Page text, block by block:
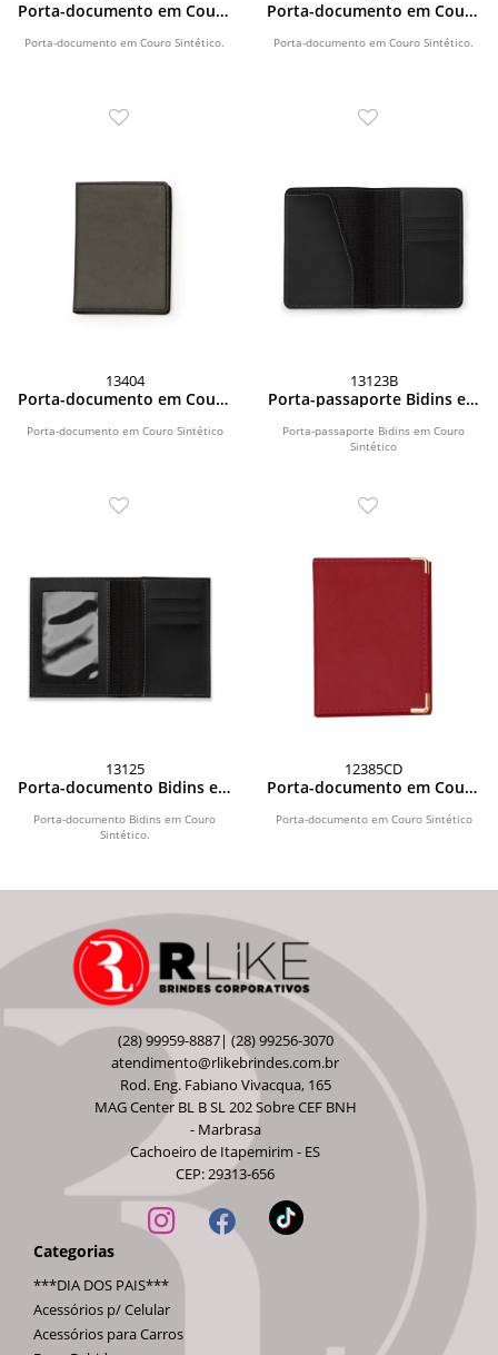
Porta-documento em Couro
Porta-documento em Couro Sintético.
Porta-documento em Couro
Porta-documento em Couro Sintético.
13404
Porta-documento em Couro
Porta-documento em Couro Sintético
13123B
Porta-passaporte Bidins em
Porta-passaporte Bidins em Couro
Sintético
13125
Porta-documento Bidins em
Porta-documento Bidins em Couro
Sintético.
12385CD
Porta-documento em Couro
Porta-documento em Couro Sintético
(28) 99959-8887| (28) 99256-3070
atendimento@rlikebrindes.com.br
Rod. Eng. Fabiano Vivacqua, 165
MAG Center BL B SL 202 Sobre CEF BNH
- Marbrasa
Cachoeiro de Itapemirim - ES
CEP: 29313-656
Categorias
***DIA DOS PAIS***
Acessórios p/ Celular
Acessórios para Carros